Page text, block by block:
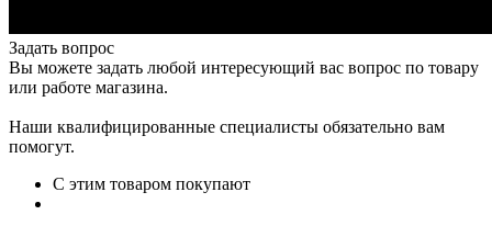
Задать вопрос
Вы можете задать любой интересующий вас вопрос по товару
или работе магазина.
Наши квалифицированные специалисты обязательно вам
помогут.
С этим товаром покупают